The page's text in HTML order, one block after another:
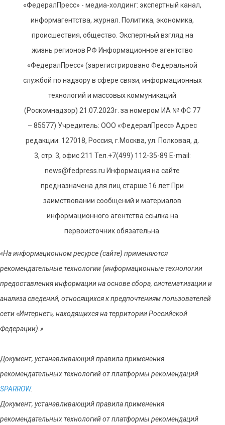
«ФедералПресс» - медиа-холдинг: экспертный канал,
информагентства, журнал. Политика, экономика,
происшествия, общество. Экспертный взгляд на
жизнь регионов РФ Информационное агентство
«ФедералПресс» (зарегистрировано Федеральной
службой по надзору в сфере связи, информационных
технологий и массовых коммуникаций
(Роскомнадзор) 21.07.2023г. за номером ИА № ФС 77
– 85577) Учредитель: ООО «ФедералПресс» Адрес
редакции: 127018, Россия, г.Москва, ул. Полковая, д.
3, стр. 3, офис 211 Тел.+7(499) 112-35-89 E-mail:
news@fedpress.ru Информация на сайте
предназначена для лиц старше 16 лет При
заимствовании сообщений и материалов
информационного агентства ссылка на
первоисточник обязательна.
«На информационном ресурсе (сайте) применяются
рекомендательные технологии (информационные технологии
предоставления информации на основе сбора, систематизации и
анализа сведений, относящихся к предпочтениям пользователей
сети «Интернет», находящихся на территории Российской
Федерации).»
Документ, устанавливающий правила применения
рекомендательных технологий от платформы рекомендаций
SPARROW.
Документ, устанавливающий правила применения
рекомендательных технологий от платформы рекомендаций